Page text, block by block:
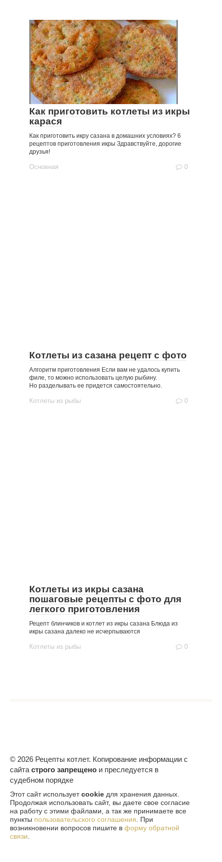
Как приготовить котлеты из икры
карася
Как приготовить икру сазана в домашних условиях? 6
рецептов приготовления икры Здравствуйте, дорогие
друзья!
Основная 0
Котлеты из сазана рецепт с фото
Алгоритм приготовления Если вам не удалось купить
филе, то можно использовать целую рыбину.
Но разделывать ее придется самостоятельно.
Котлеты из рыбы 0
Котлеты из икры сазана
пошаговые рецепты с фото для
легкого приготовления
Рецепт блинчиков и котлет из икры сазана Блюда из
икры сазана далеко не исчерпываются
Котлеты из рыбы 0
© 2026 Рецепты котлет. Копирование информации с
сайта строго запрещено и преследуется в
судебном порядке
Этот сайт использует cookie для хранения данных.
Продолжая использовать сайт, вы даете свое согласие
на работу с этими файлами, а так же принимаете все
пункты пользовательского соглашения. При
возникновении вопросов пишите в форму обратной
связи.